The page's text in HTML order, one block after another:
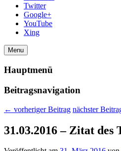
Twitter
Google+
YouTube
Xing
Menu
Hauptmenü
Beitragsnavigation
← vorheriger Beitrag nächster
31.03.2016 – Zitat des